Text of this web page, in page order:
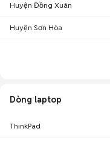
Huyện Đồng Xuân
Huyện Sơn Hòa
Dòng laptop
ThinkPad